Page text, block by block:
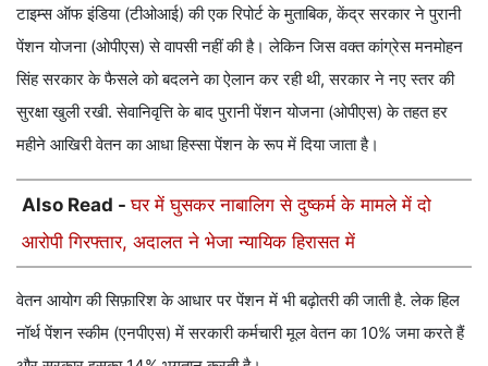
टाइम्स ऑफ इंडिया (टीओआई) की एक रिपोर्ट के मुताबिक, केंद्र सरकार ने पुरानी
पेंशन योजना (ओपीएस) से वापसी नहीं की है। लेकिन जिस वक्त कांग्रेस मनमोहन
सिंह सरकार के फैसले को बदलने का ऐलान कर रही थी, सरकार ने नए स्तर की
सुरक्षा खुली रखी. सेवानिवृत्ति के बाद पुरानी पेंशन योजना (ओपीएस) के तहत हर
महीने आखिरी वेतन का आधा हिस्सा पेंशन के रूप में दिया जाता है।
Also Read -घर में घुसकर नाबालिग से दुष्कर्म के मामले में दो
आरोपी गिरफ्तार, अदालत ने भेजा न्यायिक हिरासत में
वेतन आयोग की सिफ़ारिश के आधार पर पेंशन में भी बढ़ोतरी की जाती है. लेक हिल
नॉर्थ पेंशन स्कीम (एनपीएस) में सरकारी कर्मचारी मूल वेतन का 10% जमा करते हैं